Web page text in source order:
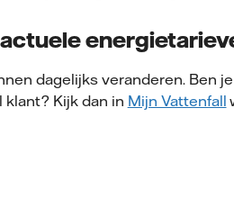
dagelijks veranderen. Ben
klant? Kijk dan in Mijn Vattenfall